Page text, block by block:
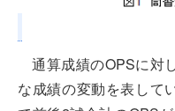
通算成績のOPSに対
な成績の変動を表して